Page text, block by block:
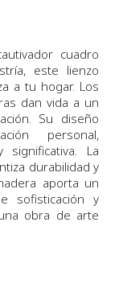
cuadro
este lienzo
a tu hogar. Los
dan vida a un
Su diseño
personal,
La
durabilidad y
aporta un
sofisticación y
obra de arte